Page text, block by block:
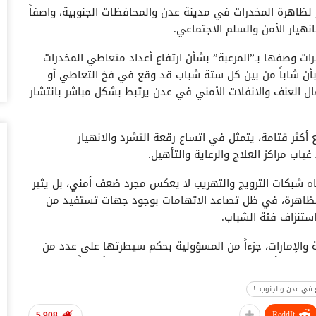
المخدرات في مدينة عدن والمحافظات الجنوبية، واصفاً
الأمن والسلم الاجتماعي.
بـ”المرعبة” بشأن ارتفاع أعداد متعاطي المخدرات
بأن شاباً من بين كل ستة شباب قد وقع في فخ التعاطي أو
العنف والانفلات الأمني في عدن يرتبط بشكل مباشر بانتشار
قتامة، يتمثل في اتساع رقعة التشرد والانهيار
مراكز العلاج والرعاية والتأهيل.
شبكات الترويج والتهريب لا يعكس مجرد ضعف أمني، بل يثير
في ظل تصاعد الاتهامات بوجود جهات تستفيد من
فئة الشباب.
جزءاً من المسؤولية بحكم سيطرتها على عدد من
معتبرين أن استمرار تدفق المخدرات يكشف خللاً كبيراً في
في عدن والجنوب..!